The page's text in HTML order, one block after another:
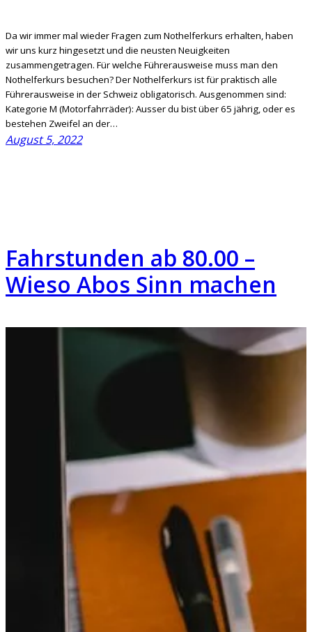
Da wir immer mal wieder Fragen zum Nothelferkurs erhalten, haben
wir uns kurz hingesetzt und die neusten Neuigkeiten
zusammengetragen. Für welche Führerausweise muss man den
Nothelferkurs besuchen? Der Nothelferkurs ist für praktisch alle
Führerausweise in der Schweiz obligatorisch. Ausgenommen sind:
Kategorie M (Motorfahrräder): Ausser du bist über 65 jährig, oder es
bestehen Zweifel an der…
August 5, 2022
Fahrstunden ab 80.00 –
Wieso Abos Sinn machen